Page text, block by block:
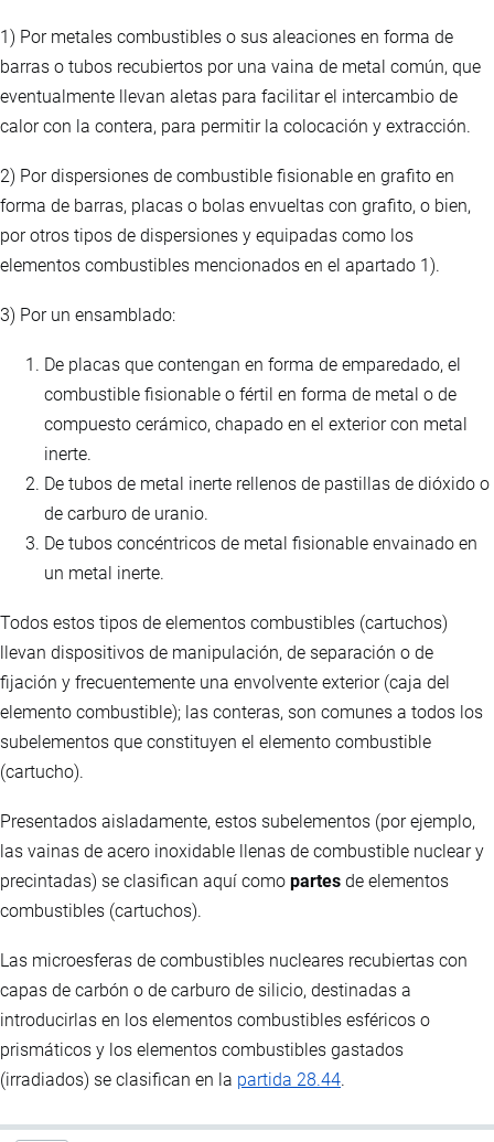
1) Por metales combustibles o sus aleaciones en forma de
barras o tubos recubiertos por una vaina de metal común, que
eventualmente llevan aletas para facilitar el intercambio de
calor con la contera, para permitir la colocación y extracción.
2) Por dispersiones de combustible fisionable en grafito en
forma de barras, placas o bolas envueltas con grafito, o bien,
por otros tipos de dispersiones y equipadas como los
elementos combustibles mencionados en el apartado 1).
3) Por un ensamblado:
De placas que contengan en forma de emparedado, el
combustible fisionable o fértil en forma de metal o de
compuesto cerámico, chapado en el exterior con metal
inerte.
De tubos de metal inerte rellenos de pastillas de dióxido o
de carburo de uranio.
De tubos concéntricos de metal fisionable envainado en
un metal inerte.
Todos estos tipos de elementos combustibles (cartuchos)
llevan dispositivos de manipulación, de separación o de
fijación y frecuentemente una envolvente exterior (caja del
elemento combustible); las conteras, son comunes a todos los
subelementos que constituyen el elemento combustible
(cartucho).
Presentados aisladamente, estos subelementos (por ejemplo,
las vainas de acero inoxidable llenas de combustible nuclear y
precintadas) se clasifican aquí como partes de elementos
combustibles (cartuchos).
Las microesferas de combustibles nucleares recubiertas con
capas de carbón o de carburo de silicio, destinadas a
introducirlas en los elementos combustibles esféricos o
prismáticos y los elementos combustibles gastados
(irradiados) se clasifican en la partida 28.44.